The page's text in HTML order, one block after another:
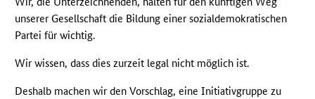
unserer Gesellschaft die Bildung einer sozialdemokratischen
Partei für wichtig.
Wir wissen, dass dies zurzeit legal nicht möglich ist.
Deshalb machen wir den Vorschlag, eine Initiativgruppe zu